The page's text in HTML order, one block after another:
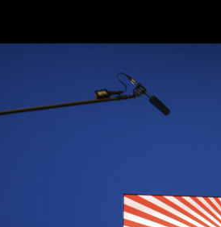
Kalender
Residencies & Studios